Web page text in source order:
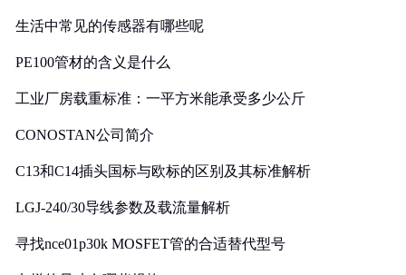
生活中常见的传感器有哪些呢
PE100管材的含义是什么
工业厂房载重标准：一平方米能承受多少公斤
CONOSTAN公司简介
C13和C14插头国标与欧标的区别及其标准解析
LGJ-240/30导线参数及载流量解析
寻找nce01p30k MOSFET管的合适替代型号